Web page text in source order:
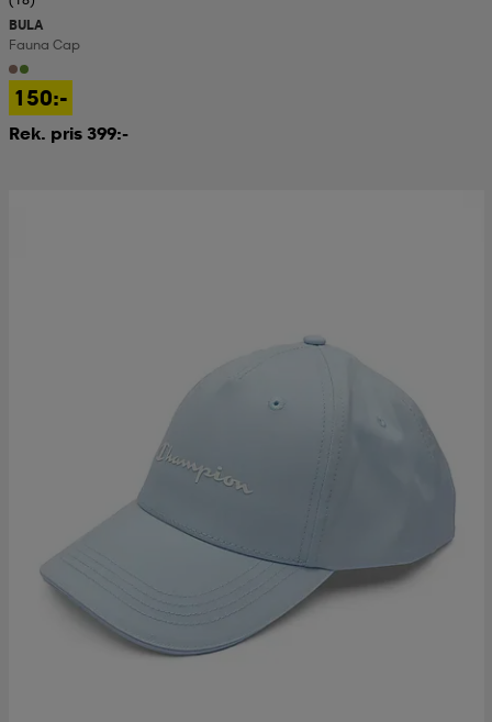
BULA
Fauna Cap
150:-
Rek. pris 399:-